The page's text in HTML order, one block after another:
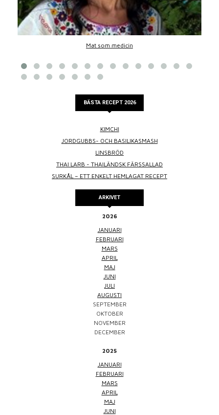
Mat som medicin
BÄSTA RECEPT 2026
KIMCHI
JORDGUBBS- OCH BASILIKASMASH
LINSBRÖD
THAI LARB - THAILÄNDSK FÄRSSALLAD
SURKÅL – ETT ENKELT HEMLAGAT RECEPT
ARKIVET
2026
JANUARI
FEBRUARI
MARS
APRIL
MAJ
JUNI
JULI
AUGUSTI
SEPTEMBER
OKTOBER
NOVEMBER
DECEMBER
2025
JANUARI
FEBRUARI
MARS
APRIL
MAJ
JUNI